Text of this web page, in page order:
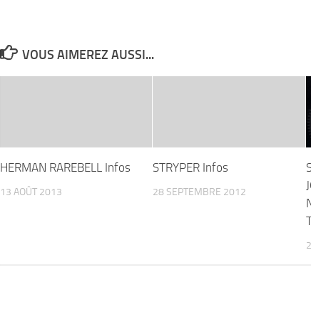
VOUS AIMEREZ AUSSI...
HERMAN RAREBELL Infos
13 AOÛT 2013
STRYPER Infos
28 SEPTEMBRE 2012